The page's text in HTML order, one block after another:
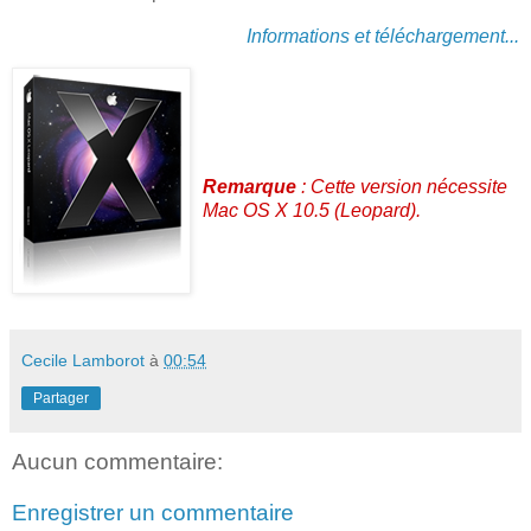
Informations et téléchargement...
Remarque : Cette version nécessite
Mac OS X 10.5 (Leopard).
Cecile Lamborot à 00:54
Partager
Aucun commentaire:
Enregistrer un commentaire